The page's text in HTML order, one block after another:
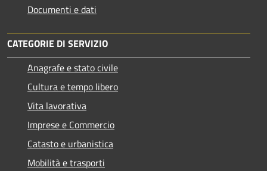
Documenti e dati
CATEGORIE DI SERVIZIO
Anagrafe e stato civile
Cultura e tempo libero
Vita lavorativa
Imprese e Commercio
Catasto e urbanistica
Mobilità e trasporti